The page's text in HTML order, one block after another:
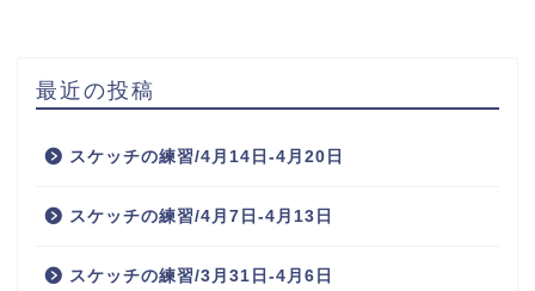
最近の投稿
スケッチの練習/4月14日-4月20日
スケッチの練習/4月7日-4月13日
スケッチの練習/3月31日-4月6日